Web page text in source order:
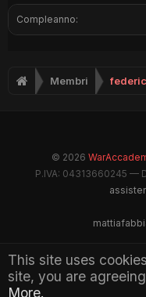
This site uses
site, you are
More.
Compleanno:
Membri
© 2026
P.IVA: 04313660245 —
Maintained by